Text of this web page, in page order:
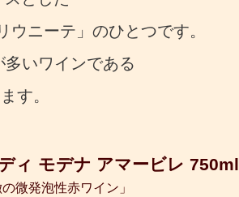
ウニーテ」のひとつです。
いワインである
す。
ィ モデナ アマービレ 750ml
微発泡性赤ワイン」